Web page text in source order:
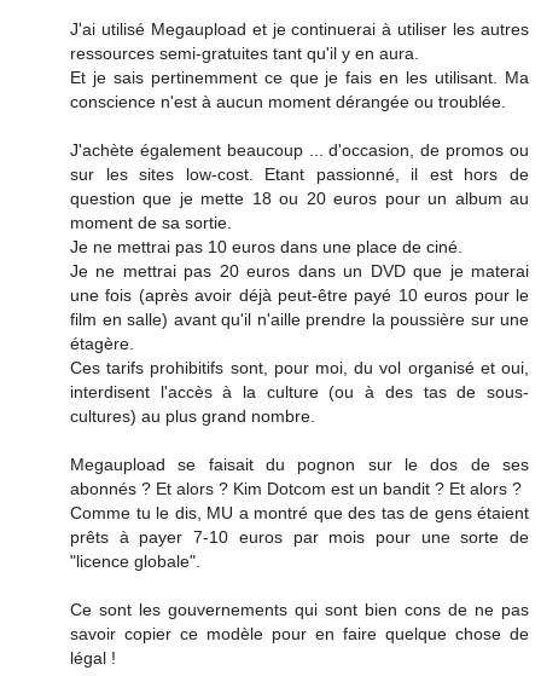
J'ai utilisé Megaupload et je continuerai à utiliser les autres
ressources semi-gratuites tant qu'il y en aura.
Et je sais pertinemment ce que je fais en les utilisant. Ma
conscience n'est à aucun moment dérangée ou troublée.
J'achète également beaucoup ... d'occasion, de promos ou
sur les sites low-cost. Etant passionné, il est hors de
question que je mette 18 ou 20 euros pour un album au
moment de sa sortie.
Je ne mettrai pas 10 euros dans une place de ciné.
Je ne mettrai pas 20 euros dans un DVD que je materai
une fois (après avoir déjà peut-être payé 10 euros pour le
film en salle) avant qu'il n'aille prendre la poussière sur une
étagère.
Ces tarifs prohibitifs sont, pour moi, du vol organisé et oui,
interdisent l'accès à la culture (ou à des tas de sous-
cultures) au plus grand nombre.
Megaupload se faisait du pognon sur le dos de ses
abonnés ? Et alors ? Kim Dotcom est un bandit ? Et alors ?
Comme tu le dis, MU a montré que des tas de gens étaient
prêts à payer 7-10 euros par mois pour une sorte de
"licence globale".
Ce sont les gouvernements qui sont bien cons de ne pas
savoir copier ce modèle pour en faire quelque chose de
légal !